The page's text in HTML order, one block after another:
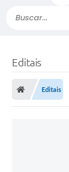
Buscar...
Editais
Editais